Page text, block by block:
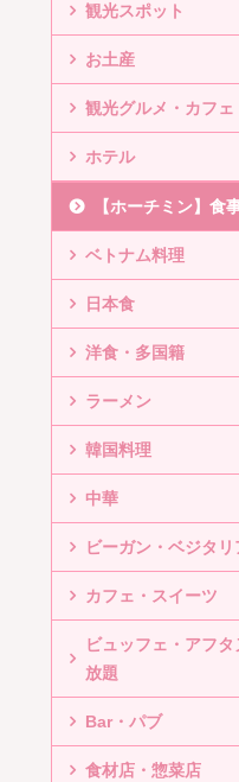
観光スポット
お土産
観光グルメ・カフェ
ホテル
【ホーチミン】食
ベトナム料理
日本食
洋食・多国籍
ラーメン
韓国料理
中華
ビーガン・ベジタリ
カフェ・スイーツ
ビュッフェ・アフ
放題
Bar・パブ
食材店・惣菜店